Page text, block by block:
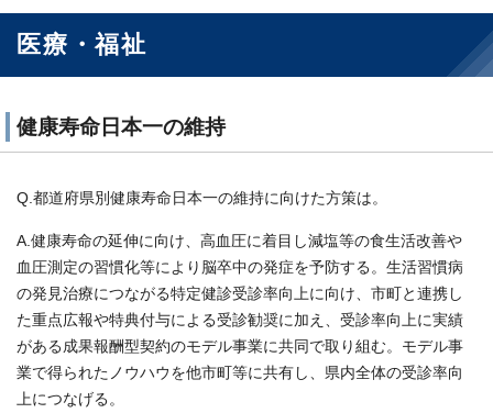
医療・福祉
健康寿命日本一の維持
Q.都道府県別健康寿命日本一の維持に向けた方策は。
A.健康寿命の延伸に向け、高血圧に着目し減塩等の食生活改善や
血圧測定の習慣化等により脳卒中の発症を予防する。生活習慣病
の発見治療につながる特定健診受診率向上に向け、市町と連携し
た重点広報や特典付与による受診勧奨に加え、受診率向上に実績
がある成果報酬型契約のモデル事業に共同で取り組む。モデル事
業で得られたノウハウを他市町等に共有し、県内全体の受診率向
上につなげる。